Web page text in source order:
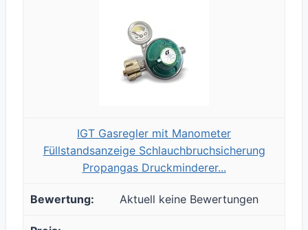
IGT Gasregler mit Manometer
Füllstandsanzeige Schlauchbruchsicherung
Propangas Druckminderer...
Aktuell keine Bewertungen